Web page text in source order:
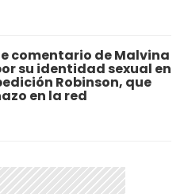
comentario de Malvina
su identidad sexual en
Robinson, que
en la red